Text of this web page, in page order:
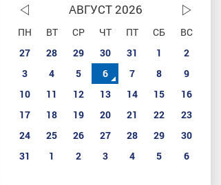
АВГУСТ 2026
ПН ВТ СР ЧТ ПТ СБ
ВС
27
28 29 30 31 1
2
3
4 5 6 7 8
9
10
11 12 13 14 15
16
17
18 19 20 21 22
23
24
25 26 27 28 29
30
31
1 2 3 4 5 6